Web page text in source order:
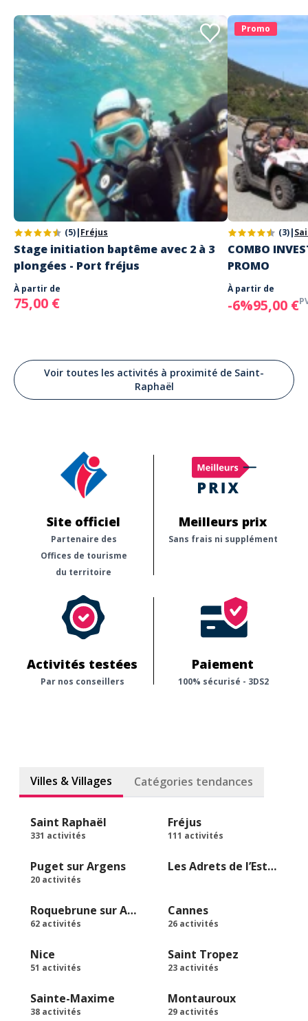
(5)|Fréjus
Stage initiation baptême avec 2 à 3
plongées - Port fréjus
À partir de
75,00 €
Promo
(3)|
COMBO
PROMO
À partir de
-6%95,00 €
Voir toutes les activités à proximité de Saint-
Raphaël
Site officiel
Partenaire des
Offices de tourisme
du territoire
Meilleurs prix
Sans frais ni supplément
Activités testées
Par nos conseillers
Paiement
100% sécurisé - 3DS2
Villes & Villages Catégories tendances
Saint Raphaël
331 activités
Fréjus
111 activités
Puget sur Argens
20 activités
Les Adrets de l’Estérel
Roquebrune sur Argens
62 activités
Cannes
26 activités
Nice
51 activités
Saint Tropez
23 activités
Sainte-Maxime
38 activités
Montauroux
29 activités